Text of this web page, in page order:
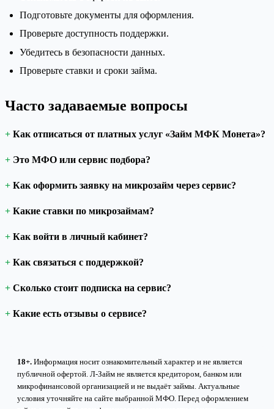
Подготовьте документы для оформления.
Проверьте доступность поддержки.
Убедитесь в безопасности данных.
Проверьте ставки и сроки займа.
Часто задаваемые вопросы
Как отписаться от платных услуг «Займ МФК Монета»?
Это МФО или сервис подбора?
Как оформить заявку на микрозайм через сервис?
Какие ставки по микрозаймам?
Как войти в личный кабинет?
Как связаться с поддержкой?
Сколько стоит подписка на сервис?
Какие есть отзывы о сервисе?
18+. Информация носит ознакомительный характер и не является
публичной офертой. Л-Займ не является кредитором, банком или
микрофинансовой организацией и не выдаёт займы. Актуальные
условия уточняйте на сайте выбранной МФО. Перед оформлением